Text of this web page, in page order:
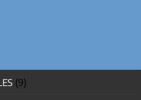
(9)